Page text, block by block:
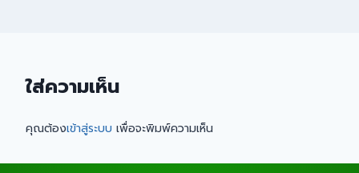
ใส่ความเห็น
คุณต้องเข้าสู่ระบบ เพื่อจะพิมพ์ความเห็น